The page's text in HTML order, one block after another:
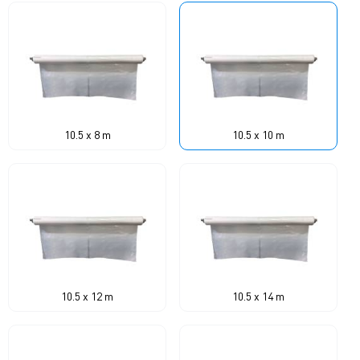
10.5 x 8 m 10.5 x 10 m
10.5 x 12 m 10.5 x 14 m